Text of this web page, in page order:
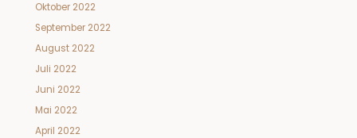
Oktober 2022
September 2022
August 2022
Juli 2022
Juni 2022
Mai 2022
April 2022